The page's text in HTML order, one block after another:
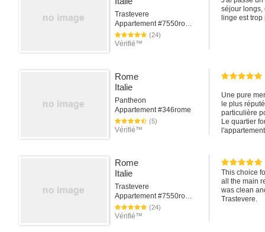
Trastevere
Appartement #7550rome
(24)
Vérifié™
séjour longs,
linge est
Rome
Italie
Pantheon
Appartement #346rome
(5)
Vérifié™
Une pure
le plus
particulière
Le quartier
Rome nous
Rome
Italie
Trastevere
Appartement #7550rome
(24)
Vérifié™
This choice
all the main
was clean
Trastevere.